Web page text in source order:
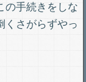
の手続きをしな
くさがらずやっ